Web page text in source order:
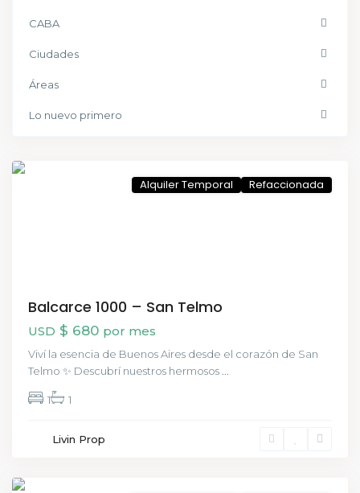
CABA
Ciudades
Áreas
Lo nuevo primero
Alquiler Temporal Refaccionada
Balcarce 1000 – San Telmo
USD $ 680 por mes
Viví la esencia de Buenos Aires desde el corazón de San
Telmo ✨ Descubrí nuestros hermosos
1 1
Livin Prop